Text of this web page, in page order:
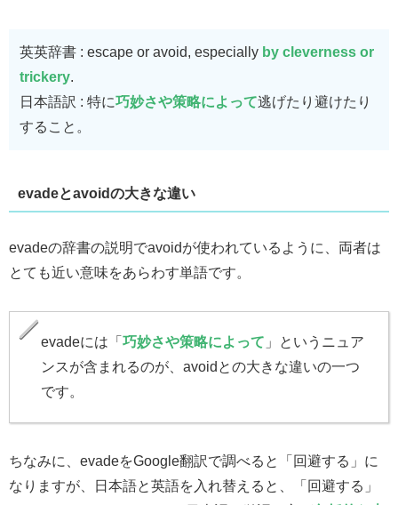
英英辞書 : escape or avoid, especially by cleverness or
trickery.
日本語訳 : 特に巧妙さや策略によって逃げたり避けたり
すること。
evadeとavoidの大きな違い
evadeの辞書の説明でavoidが使われているように、両者は
とても近い意味をあらわす単語です。
evadeには「 巧妙さや策略によって 」というニュア
ンスが含まれるのが、avoidとの大きな違いの一つ
です。
ちなみに、evadeをGoogle翻訳で調べると「回避する」に
なりますが、日本語と英語を入れ替えると、「回避する」